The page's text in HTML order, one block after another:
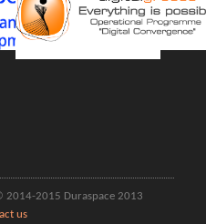
2014-2015 Duraspace 2013
us